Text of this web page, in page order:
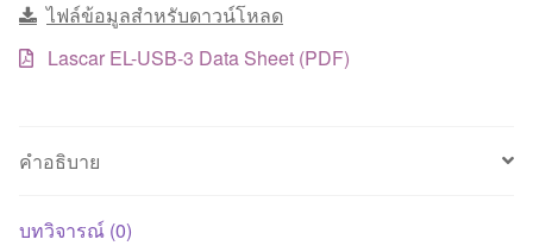
3
ชิ้น
ไฟล์ข้อมูลสำหรับดาวน์โหลด
Lascar EL-USB-3 Data Sheet (PDF)
คำอธิบาย
บทวิจารณ์ (0)